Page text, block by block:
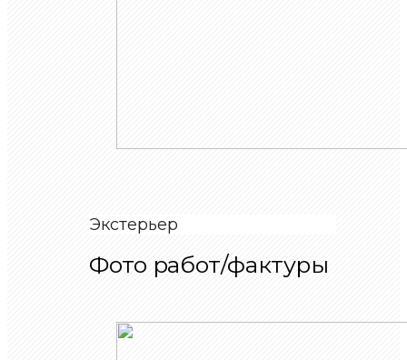
Экстерьер
Фото работ/фактуры